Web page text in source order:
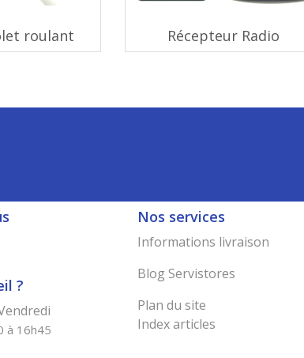
roulant Récepteur Radio
?
à 16h45
Nos services
Informations livraison
Blog Servistores
Plan du site
Index articles